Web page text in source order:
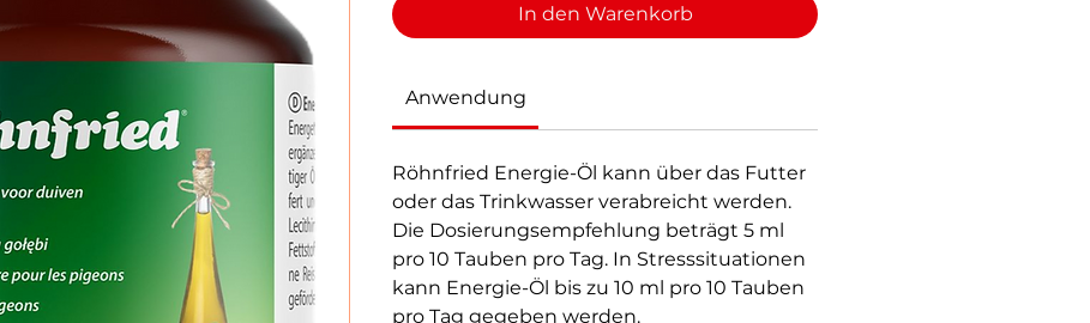
In den Warenkorb
Anwendung
Röhnfried Energie-Öl kann über das Futter
oder das Trinkwasser verabreicht werden.
Die Dosierungsempfehlung beträgt 5 ml
pro 10 Tauben pro Tag. In Stresssituationen
kann Energie-Öl bis zu 10 ml pro 10 Tauben
pro Tag gegeben werden.